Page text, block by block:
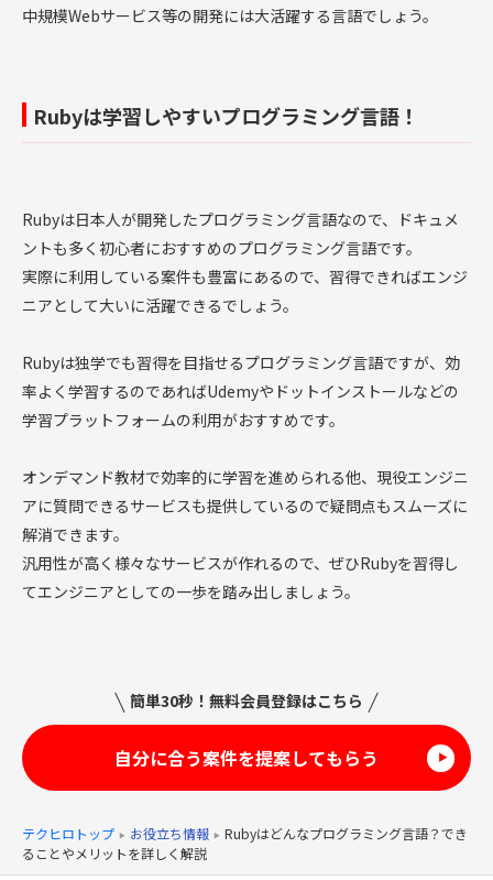
中規模Webサービス等の開発には大活躍する言語でしょう。
Rubyは学習しやすいプログラミング言語！
Rubyは日本人が開発したプログラミング言語なので、ドキュメ
ントも多く初心者におすすめのプログラミング言語です。
実際に利用している案件も豊富にあるので、習得できればエンジ
ニアとして大いに活躍できるでしょう。
Rubyは独学でも習得を目指せるプログラミング言語ですが、効
率よく学習するのであればUdemyやドットインストールなどの
学習プラットフォームの利用がおすすめです。
オンデマンド教材で効率的に学習を進められる他、現役エンジニ
アに質問できるサービスも提供しているので疑問点もスムーズに
解消できます。
汎用性が高く様々なサービスが作れるので、ぜひRubyを習得し
てエンジニアとしての一歩を踏み出しましょう。
簡単30秒！無料会員登録はこちら
自分に合う案件を提案してもらう ▶
テクヒロトップ お役立ち情報
Rubyはどんなプログラミング言語？でき
ることやメリットを詳しく解説